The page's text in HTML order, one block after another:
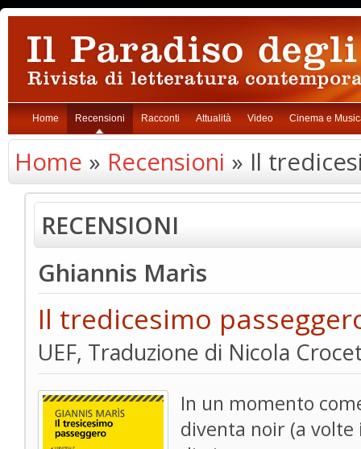
Home Recensioni Racconti Attualità Video Cinema e
Home » Recensioni » Il
RECENSIONI
Ghiannis Marìs
Il tredicesimo
UEF, Traduzione di Nicola
In un momento
diventa noir (a